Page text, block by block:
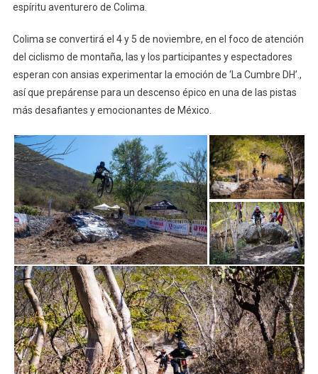
espíritu aventurero de Colima.
Colima se convertirá el 4 y 5 de noviembre, en el foco de atención
del ciclismo de montaña, las y los participantes y espectadores
esperan con ansias experimentar la emoción de ‘La Cumbre DH’.,
así que prepárense para un descenso épico en una de las pistas
más desafiantes y emocionantes de México.